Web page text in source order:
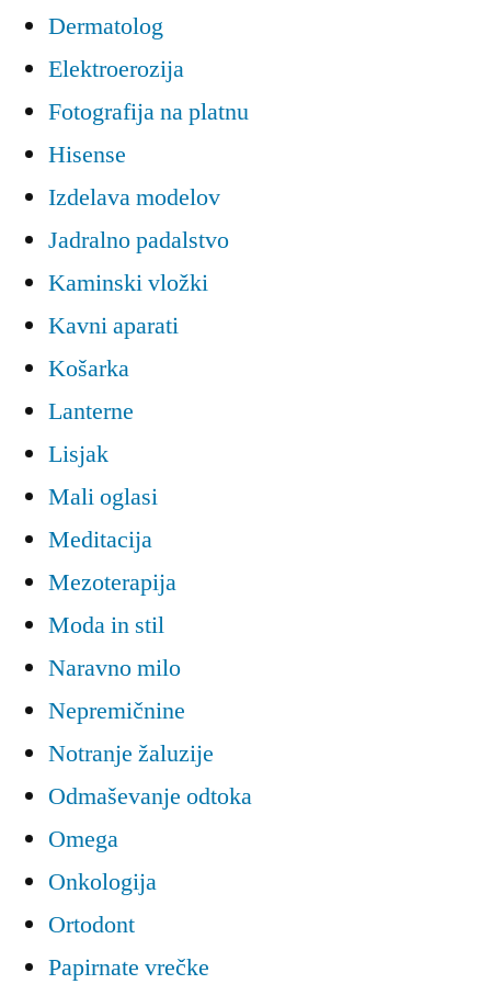
Dermatolog
Elektroerozija
Fotografija na platnu
Hisense
Izdelava modelov
Jadralno padalstvo
Kaminski vložki
Kavni aparati
Košarka
Lanterne
Lisjak
Mali oglasi
Meditacija
Mezoterapija
Moda in stil
Naravno milo
Nepremičnine
Notranje žaluzije
Odmaševanje odtoka
Omega
Onkologija
Ortodont
Papirnate vrečke